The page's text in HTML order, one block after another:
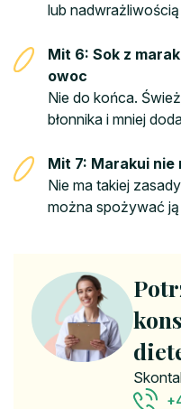
lub nadwrażliwością
Mit 6: Sok z
owoc
Nie do końca.
błonnika i mniej
Mit 7: Marakui nie
Nie ma takiej
można spożywać